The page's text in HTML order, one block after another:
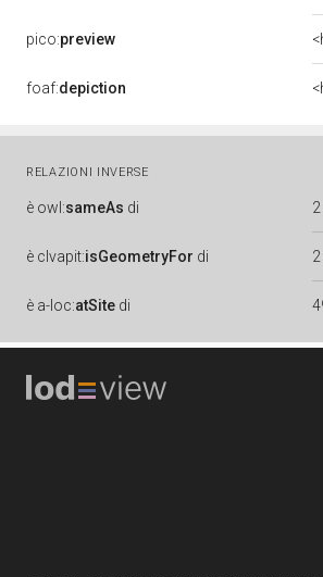
pico:preview
foaf:depiction
RELAZIONI INVERSE
è owl:sameAs di
è clvapit:isGeometryFor di
è a-loc:atSite di